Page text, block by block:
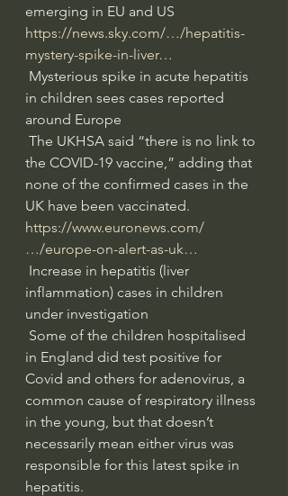
emerging in EU and US
https://news.sky.com/…/hepatitis-
mystery-spike-in-liver…
in children sees cases reported
around Europe
the COVID-19 vaccine,” adding that
none of the confirmed cases in the
UK have been vaccinated.
https://www.euronews.com/
…/europe-on-alert-as-uk…
inflammation) cases in children
under investigation
in England did test positive for
Covid and others for adenovirus, a
common cause of respiratory illness
in the young, but that doesn’t
necessarily mean either virus was
responsible for this latest spike in
hepatitis.